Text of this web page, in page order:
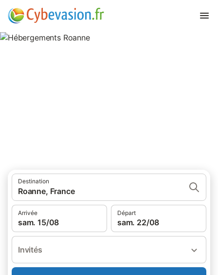
Destination
Roanne, France
Arrivée
sam. 15/08
Départ
sam. 22/08
Invités